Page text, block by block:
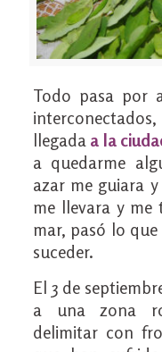
Todo pasa por
llegada a la
a quedarme
azar me guiara
me llevara y me
mar, pasó lo
suceder.
El 3 de
a una zona
delimitar con